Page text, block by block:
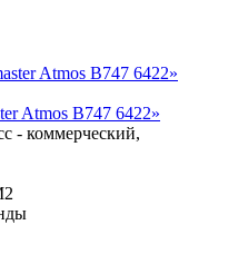
Atmos B747 6422»
- коммерческий,